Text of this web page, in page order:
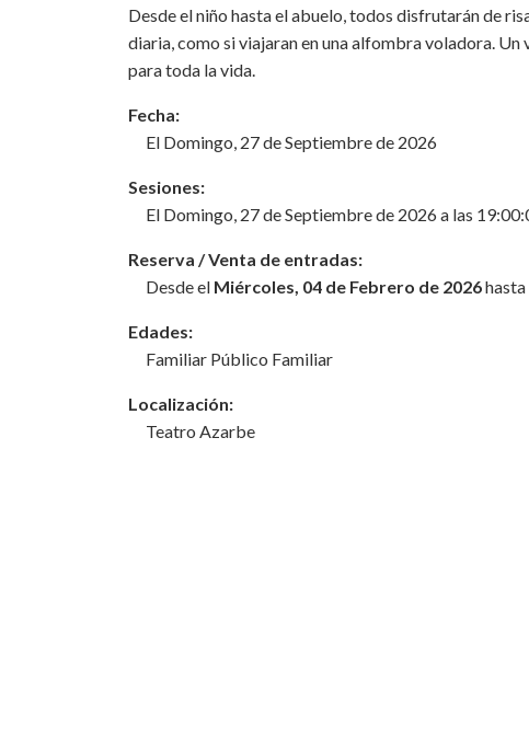
Desde el niño hasta el abuelo, todos disfrutarán de
diaria, como si viajaran en una alfombra voladora.
para toda la vida.
Fecha:
El Domingo, 27 de Septiembre de 2026
Sesiones:
El Domingo, 27 de Septiembre de 2026 a las
Reserva / Venta de entradas:
Desde el Miércoles, 04 de Febrero de 2026hasta
Edades:
Familiar Público Familiar
Localización:
Teatro Azarbe